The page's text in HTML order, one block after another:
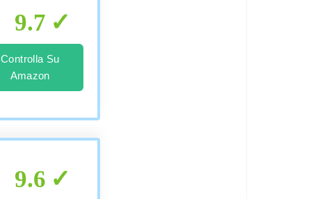
9.7
Controlla Su
Amazon
9.6